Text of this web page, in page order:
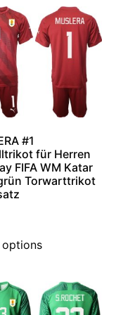
#1
für Herren
FIFA WM Katar
Torwarttrikot
options